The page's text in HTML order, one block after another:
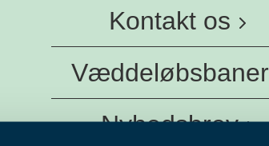
Kontakt os
info@danskhv.dk
Væddeløbsbaner
Nyhedsbrev